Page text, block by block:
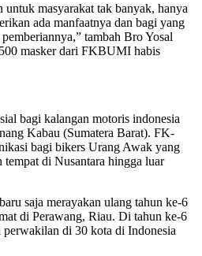
untuk masyarakat tak banyak, hanya
ada manfaatnya dan bagi yang
tambah Bro Yosal
masker dari FKBUMI habis
bagi kalangan motoris indonesia
Kabau (Sumatera Barat). FK-
bagi bikers Urang Awak yang
tempat di Nusantara hingga luar
saja merayakan ulang tahun ke-6
di Perawang, Riau. Di tahun ke-6
di 30 kota di Indonesia